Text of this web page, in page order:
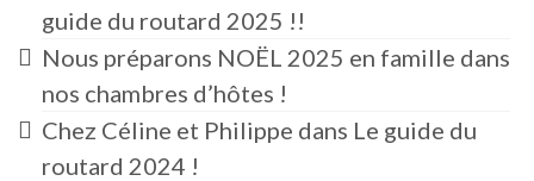
La table d’hôtes
Tarifs hébergements
guide du routard 2025 !!
Nous préparons NOËL 2025 en famille dans
nos chambres d’hôtes !
Chez Céline et Philippe dans Le guide du
routard 2024 !